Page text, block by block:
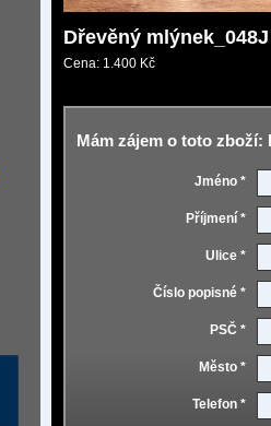
Dřevěný mlýnek_048J
Cena: 1.400 Kč
Mám zájem o toto zboží:
Jméno *
Příjmení *
Ulice *
Číslo popisné *
PSČ *
Město *
Telefon *